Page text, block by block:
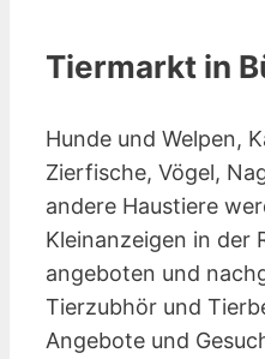
Tiermarkt in
Hunde und Welpen,
Zierfische, Vögel,
andere Haustiere
Kleinanzeigen in der
angeboten und
Tierzubhör und
Angebote und